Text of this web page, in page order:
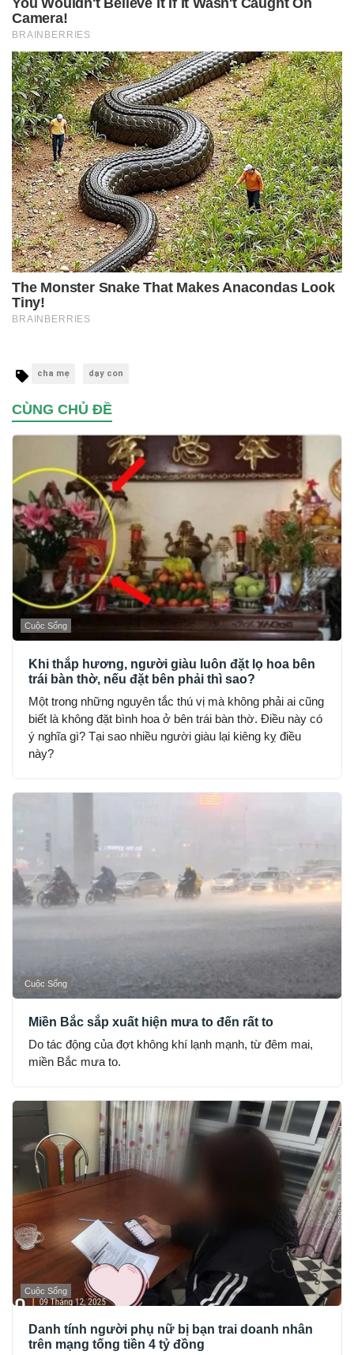
cha mẹ dạy con
CÙNG CHỦ ĐỀ
Cuộc Sống
Khi thắp hương, người giàu luôn đặt lọ hoa bên
trái bàn thờ, nếu đặt bên phải thì sao?
Một trong những nguyên tắc thú vị mà không phải ai cũng
biết là không đặt bình hoa ở bên trái bàn thờ. Điều này có
ý nghĩa gì? Tại sao nhiều người giàu lại kiêng kỵ điều
này?
Cuộc Sống
Miền Bắc sắp xuất hiện mưa to đến rất to
Do tác động của đợt không khí lạnh mạnh, từ đêm mai,
miền Bắc mưa to.
Cuộc Sống
Danh tính người phụ nữ bị bạn trai doanh nhân
trên mạng tống tiền 4 tỷ đồng